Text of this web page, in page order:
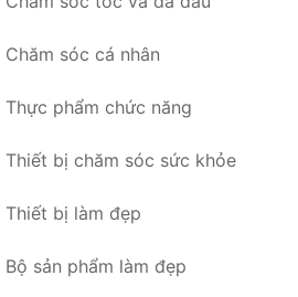
Chăm sóc cá nhân
Thực phẩm chức năng
Thiết bị chăm sóc sức khỏe
Thiết bị làm đẹp
Bộ sản phẩm làm đẹp